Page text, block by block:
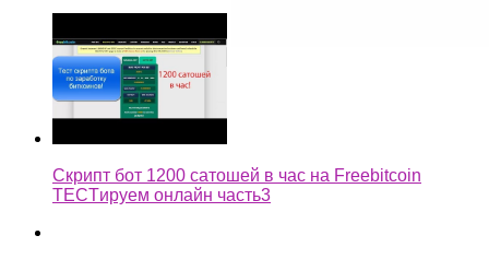
Скрипт бот 1200 сатошей в час на Freebitcoin
TECTируем онлайн часть3